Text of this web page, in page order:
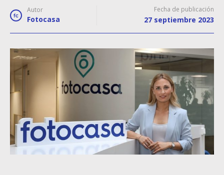
Autor
Fotocasa
Fecha de publicación
27 septiembre 2023